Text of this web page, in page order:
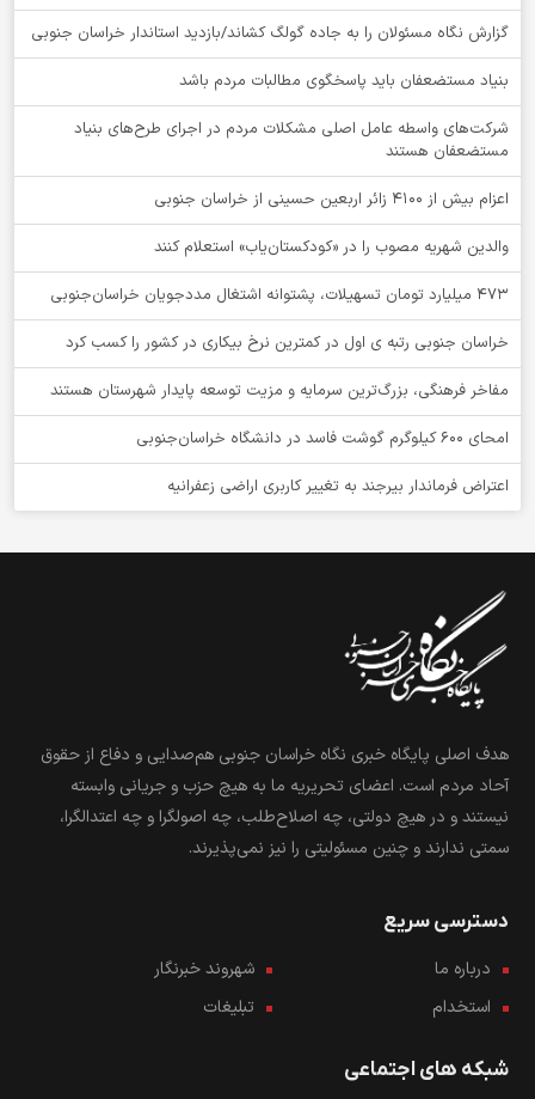
گزارش نگاه مسئولان را به جاده گولگ کشاند/بازدید استاندار خراسان جنوبی
بنیاد مستضعفان باید پاسخگوی مطالبات مردم باشد
شرکت‌های واسطه عامل اصلی مشکلات مردم در اجرای طرح‌های بنیاد
مستضعفان هستند
اعزام بیش از 4100 زائر اربعین حسینی از خراسان جنوبی
والدین شهریه مصوب را در «کودکستان‌یاب» استعلام کنند
۴۷۳ میلیارد تومان تسهیلات، پشتوانه اشتغال مددجویان خراسان‌جنوبی
خراسان جنوبی رتبه ی اول در کمترین نرخ بیکاری در کشور را کسب کرد
مفاخر فرهنگی، بزرگ‌ترین سرمایه و مزیت توسعه پایدار شهرستان هستند
امحای ۶۰۰ کیلوگرم گوشت فاسد در دانشگاه خراسان‌جنوبی
اعتراض فرماندار بیرجند به تغییر کاربری اراضی زعفرانیه
هدف اصلی پایگاه خبری نگاه خراسان جنوبی هم‌صدایی و دفاع از حقوق
آحاد مردم است. اعضای تحریریه ما به هیچ حزب و جریانی وابسته
نیستند و در هیچ دولتی، چه اصلاح‌طلب، چه اصولگرا و چه اعتدالگرا،
سمتی ندارند و چنین مسئولیتی را نیز نمی‌پذیرند.
دسترسی سریع
درباره ما
شهروند خبرنگار
استخدام
تبلیغات
شبکه های اجتماعی